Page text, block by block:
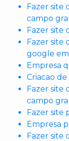
Fazer site
campo
Fazer site
Fazer site
google
Empresa
Criacao
Fazer site
campo
Fazer site
Empresa
Fazer site